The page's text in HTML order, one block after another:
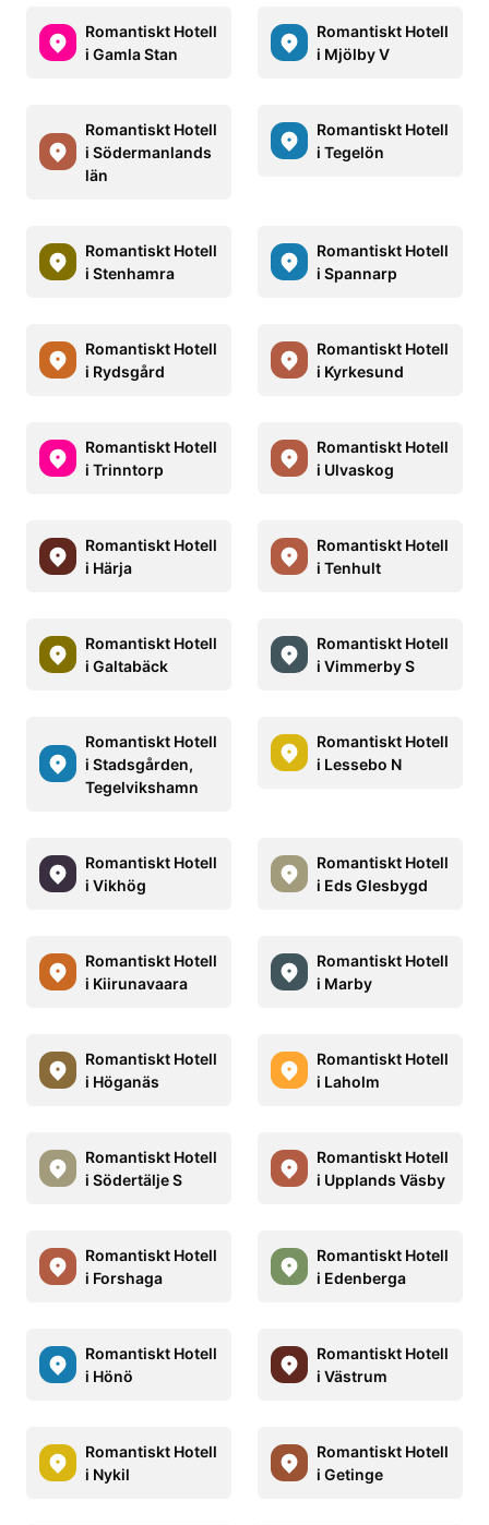
Romantiskt Hotell
i Gamla Stan
Romantiskt Hotell
i Mjölby V
Romantiskt Hotell
i Södermanlands
län
Romantiskt Hotell
i Tegelön
Romantiskt Hotell
i Stenhamra
Romantiskt Hotell
i Spannarp
Romantiskt Hotell
i Rydsgård
Romantiskt Hotell
i Kyrkesund
Romantiskt Hotell
i Trinntorp
Romantiskt Hotell
i Ulvaskog
Romantiskt Hotell
i Härja
Romantiskt Hotell
i Tenhult
Romantiskt Hotell
i Galtabäck
Romantiskt Hotell
i Vimmerby S
Romantiskt Hotell
i Stadsgården,
Tegelvikshamn
Romantiskt Hotell
i Lessebo N
Romantiskt Hotell
i Vikhög
Romantiskt Hotell
i Eds Glesbygd
Romantiskt Hotell
i Kiirunavaara
Romantiskt Hotell
i Marby
Romantiskt Hotell
i Höganäs
Romantiskt Hotell
i Laholm
Romantiskt Hotell
i Södertälje S
Romantiskt Hotell
i Upplands Väsby
Romantiskt Hotell
i Forshaga
Romantiskt Hotell
i Edenberga
Romantiskt Hotell
i Hönö
Romantiskt Hotell
i Västrum
Romantiskt Hotell
i Nykil
Romantiskt Hotell
i Getinge